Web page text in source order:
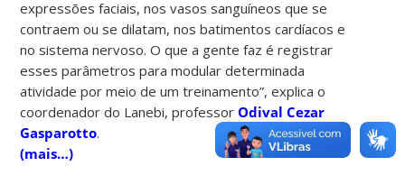
expressões faciais, nos vasos sanguíneos que se
contraem ou se dilatam, nos batimentos cardíacos e
no sistema nervoso. O que a gente faz é registrar
esses parâmetros para modular determinada
atividade por meio de um treinamento”, explica o
coordenador do Lanebi, professorOdival Cezar
Gasparotto.
(mais…)